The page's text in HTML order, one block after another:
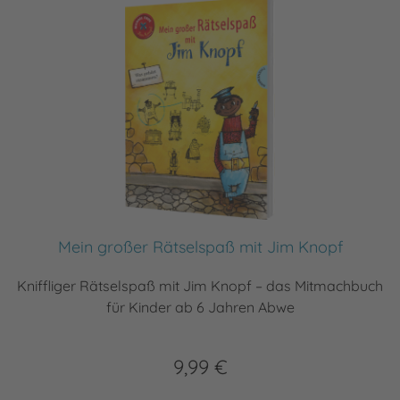
Mein großer Rätselspaß mit Jim Knopf
Kniffliger Rätselspaß mit Jim Knopf – das Mitmachbuch
für Kinder ab 6 Jahren Abwe
9,99 €